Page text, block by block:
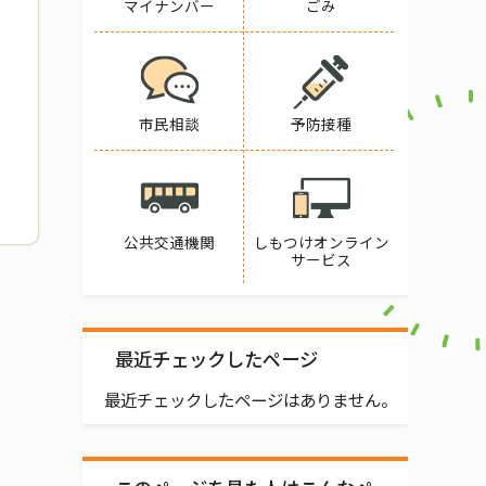
マイナンバー ごみ
市民相談 予防接種
公共交通機関
しもつけオンライン
サービス
最近チェックしたページ
最近チェックしたページはありません。